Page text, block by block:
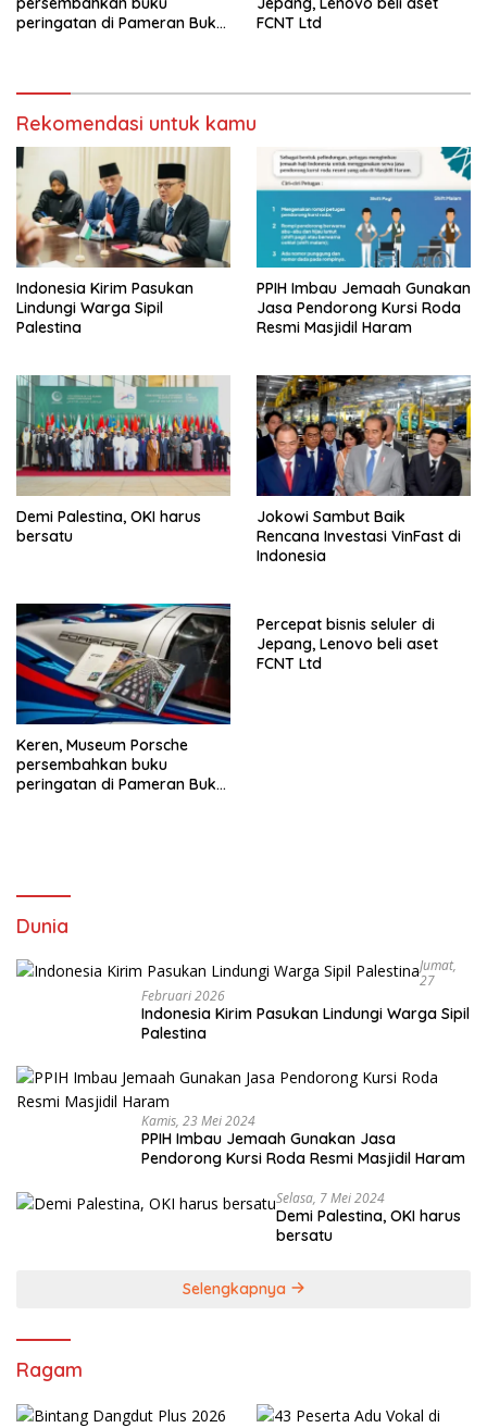
peringatan di Pameran Buku
FCNT Ltd
Rekomendasi untuk kamu
Indonesia Kirim Pasukan
Lindungi Warga Sipil
Palestina
PPIH Imbau Jemaah Gunakan
Jasa Pendorong Kursi Roda
Resmi Masjidil Haram
Demi Palestina, OKI harus
bersatu
Jokowi Sambut Baik
Rencana Investasi VinFast di
Indonesia
Keren, Museum Porsche
persembahkan buku
peringatan di Pameran Buku
Percepat bisnis seluler di
Jepang, Lenovo beli aset
FCNT Ltd
Dunia
Jumat,
27
Februari 2026
Indonesia Kirim Pasukan Lindungi Warga Sipil
Palestina
Kamis, 23 Mei 2024
PPIH Imbau Jemaah Gunakan Jasa
Pendorong Kursi Roda Resmi Masjidil Haram
Selasa, 7 Mei 2024
Demi Palestina, OKI harus
bersatu
Selengkapnya
Ragam